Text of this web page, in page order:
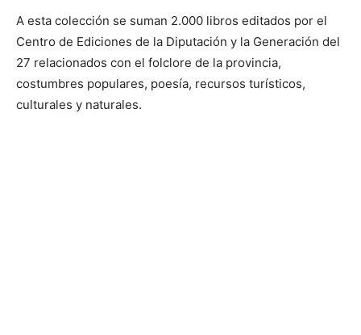
A esta colección se suman 2.000 libros editados por el
Centro de Ediciones de la Diputación y la Generación del
27 relacionados con el folclore de la provincia,
costumbres populares, poesía, recursos turísticos,
culturales y naturales.